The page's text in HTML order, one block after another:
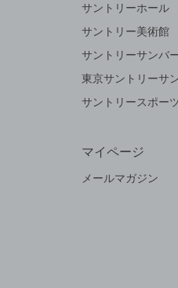
サントリーホール
サントリー美術館
サントリーサンバ
東京サントリーサ
サントリースポー
マイページ
メールマガジン